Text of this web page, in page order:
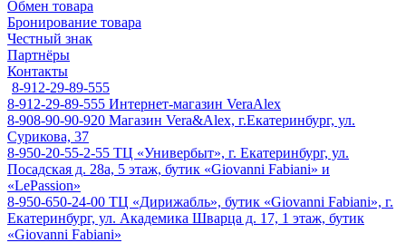
Обмен товара
Бронирование товара
Честный знак
Партнёры
Контакты
8-912-29-89-555
8-912-29-89-555 Интернет-магазин VeraAlex
8-908-90-90-920 Магазин Vera&Alex, г.Екатеринбург, ул.
Сурикова, 37
8-950-20-55-2-55 ТЦ «Универбыт», г. Екатеринбург, ул.
Посадская д. 28а, 5 этаж, бутик «Giovanni Fabiani» и
«LePassion»
8-950-650-24-00 ТЦ «Дирижабль», бутик «Giovanni Fabiani», г.
Екатеринбург, ул. Академика Шварца д. 17, 1 этаж, бутик
«Giovanni Fabiani»